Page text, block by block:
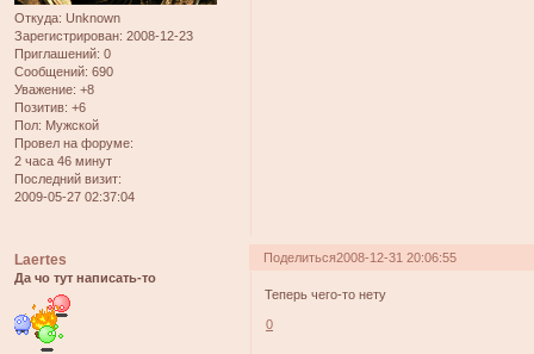
Откуда: Unknown
Зарегистрирован: 2008-12-23
Приглашений: 0
Сообщений: 690
Уважение: +8
Позитив: +6
Пол: Мужской
Провел на форуме:
2 часа 46 минут
Последний визит:
2009-05-27 02:37:04
Поделиться2008-12-31 20:06:55
Laertes
Да чо тут написать-то
Теперь чего-то нету
0